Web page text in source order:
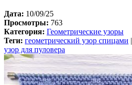
Дата: 10/09/25
Просмотры: 763
Категория: Геометрические узоры
Теги: геометрический узор спицами
узор для пуловера